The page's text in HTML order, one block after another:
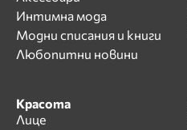
Интимна мода
Модни списания и книги
Любопитни новини
Красота
Лице